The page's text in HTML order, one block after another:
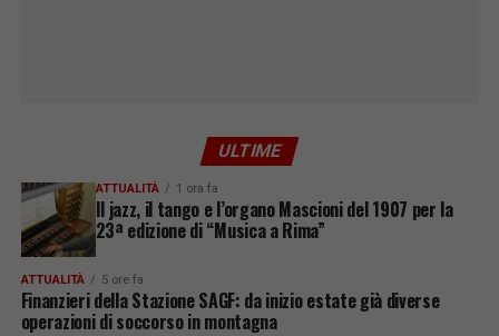
ULTIME
ATTUALITÀ 1 ora fa
Il jazz, il tango e l’organo Mascioni del 1907 per la
23ª edizione di “Musica a Rima”
ATTUALITÀ 5 ore fa
Finanzieri della Stazione SAGF: da inizio estate già diverse
operazioni di soccorso in montagna